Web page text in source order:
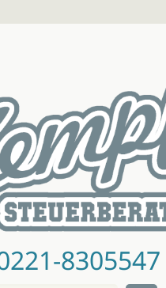
8305547